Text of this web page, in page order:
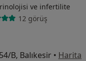
ve i̇nfertilite
12 görüş
B, Balıkesir • Harita